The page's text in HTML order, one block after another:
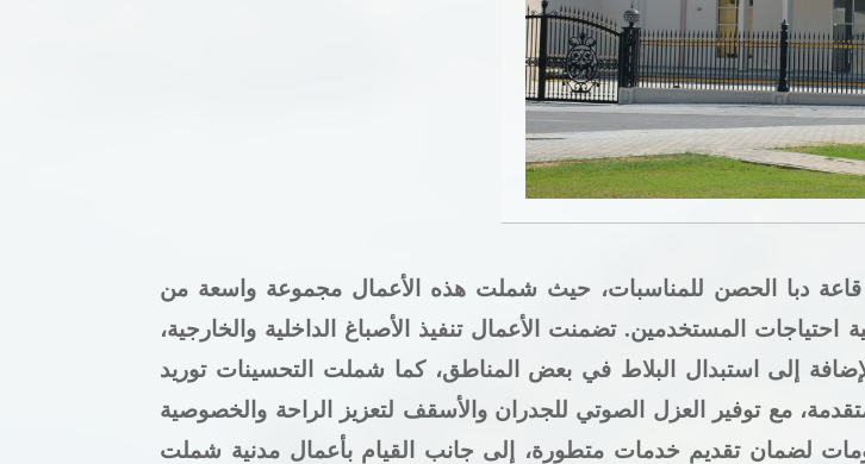
راض عن الموقع؟
قاعة دبا الحصن للمناسبات، حيث شملت هذه الأعمال مجموعة واسعة من
احتياجات المستخدمين. تضمنت الأعمال تنفيذ الأصباغ الداخلية والخارجية،
إلى استبدال البلاط في بعض المناطق، كما شملت التحسينات توريد
مع توفير العزل الصوتي للجدران والأسقف لتعزيز الراحة والخصوصية
لضمان تقديم خدمات متطورة، إلى جانب القيام بأعمال مدنية شملت